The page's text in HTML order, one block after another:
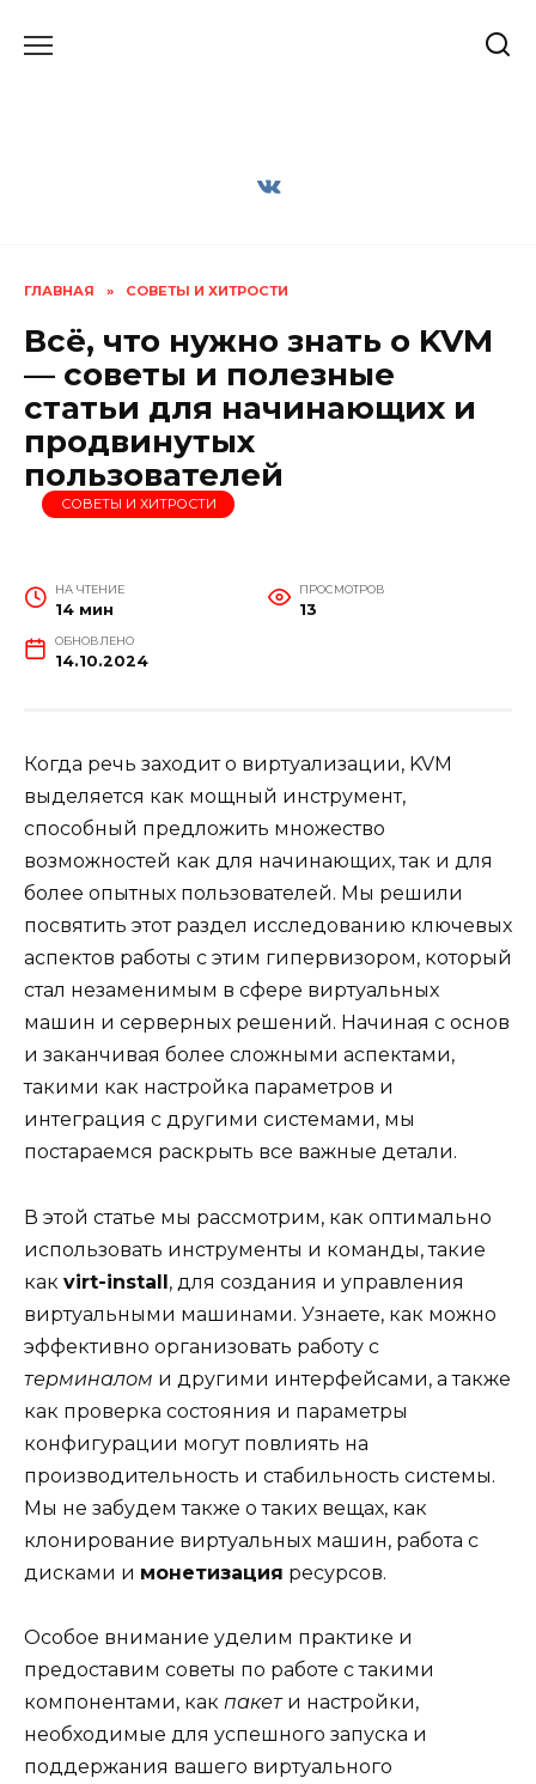
ГЛАВНАЯ » СОВЕТЫ И ХИТРОСТИ
Всё, что нужно знать о KVM
— советы и полезные
статьи для начинающих и
продвинутых
пользователей
СОВЕТЫ И ХИТРОСТИ
НА ЧТЕНИЕ
14 мин
ПРОСМОТРОВ
13
ОБНОВЛЕНО
14.10.2024
Когда речь заходит о виртуализации, KVM
выделяется как мощный инструмент,
способный предложить множество
возможностей как для начинающих, так и для
более опытных пользователей. Мы решили
посвятить этот раздел исследованию ключевых
аспектов работы с этим гипервизором, который
стал незаменимым в сфере виртуальных
машин и серверных решений. Начиная с основ
и заканчивая более сложными аспектами,
такими как настройка параметров и
интеграция с другими системами, мы
постараемся раскрыть все важные детали.
В этой статье мы рассмотрим, как оптимально
использовать инструменты и команды, такие
как virt-install, для создания и управления
виртуальными машинами. Узнаете, как можно
эффективно организовать работу с
терминалом и другими интерфейсами, а также
как проверка состояния и параметры
конфигурации могут повлиять на
производительность и стабильность системы.
Мы не забудем также о таких вещах, как
клонирование виртуальных машин, работа с
дисками и монетизация ресурсов.
Особое внимание уделим практике и
предоставим советы по работе с такими
компонентами, как пакети настройки,
необходимые для успешного запуска и
поддержания вашего виртуального